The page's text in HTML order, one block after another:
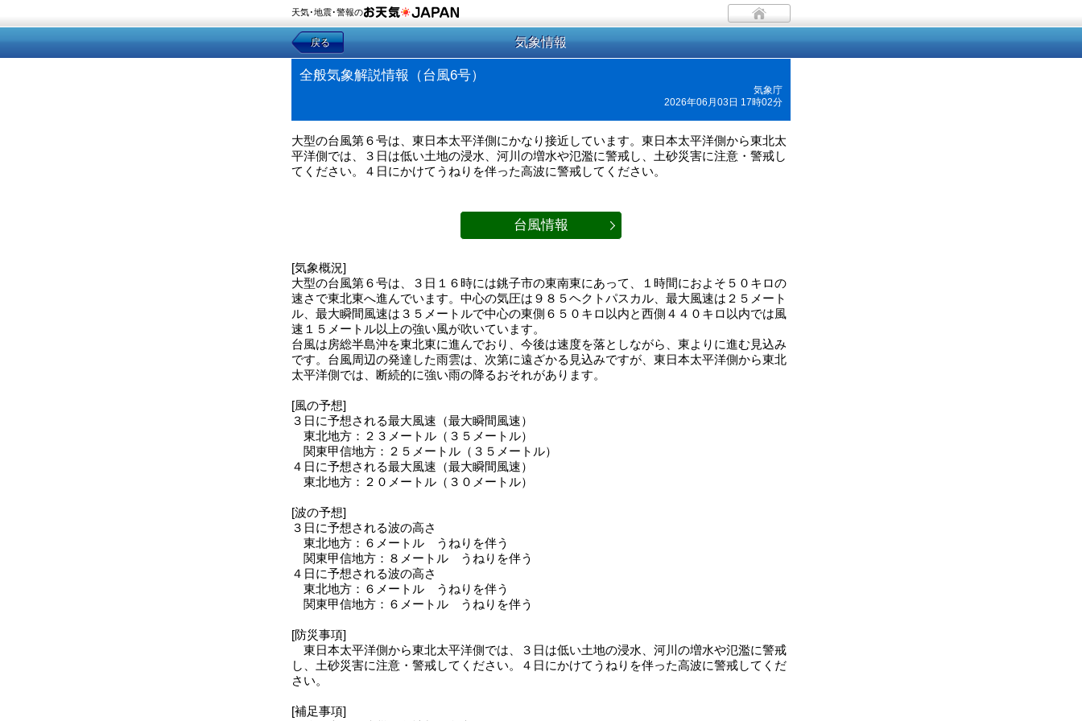
天気･地震･警報の
戻る 気象情報
全般気象解説情報（台風6号）
気象庁
2026年06月03日 17時02分
大型の台風第６号は、東日本太平洋側にかなり接近しています。東日本太平洋側から東北太
平洋側では、３日は低い土地の浸水、河川の増水や氾濫に警戒し、土砂災害に注意・警戒し
てください。４日にかけてうねりを伴った高波に警戒してください。
台風情報
[気象概況]
大型の台風第６号は、３日１６時には銚子市の東南東にあって、１時間におよそ５０キロの
速さで東北東へ進んでいます。中心の気圧は９８５ヘクトパスカル、最大風速は２５メート
ル、最大瞬間風速は３５メートルで中心の東側６５０キロ以内と西側４４０キロ以内では風
速１５メートル以上の強い風が吹いています。
台風は房総半島沖を東北東に進んでおり、今後は速度を落としながら、東よりに進む見込み
です。台風周辺の発達した雨雲は、次第に遠ざかる見込みですが、東日本太平洋側から東北
太平洋側では、断続的に強い雨の降るおそれがあります。
[風の予想]
３日に予想される最大風速（最大瞬間風速）
東北地方：２３メートル（３５メートル）
関東甲信地方：２５メートル（３５メートル）
４日に予想される最大風速（最大瞬間風速）
東北地方：２０メートル（３０メートル）
[波の予想]
３日に予想される波の高さ
東北地方：６メートル うねりを伴う
関東甲信地方：８メートル うねりを伴う
４日に予想される波の高さ
東北地方：６メートル うねりを伴う
関東甲信地方：６メートル うねりを伴う
[防災事項]
東日本太平洋側から東北太平洋側では、３日は低い土地の浸水、河川の増水や氾濫に警戒
し、土砂災害に注意・警戒してください。４日にかけてうねりを伴った高波に警戒してくだ
さい。
[補足事項]